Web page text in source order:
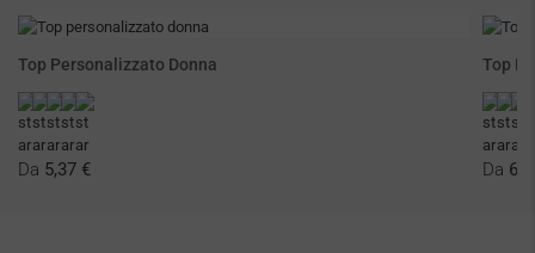
Top Personalizzato Donna
Da 5,37 €
Top
Da